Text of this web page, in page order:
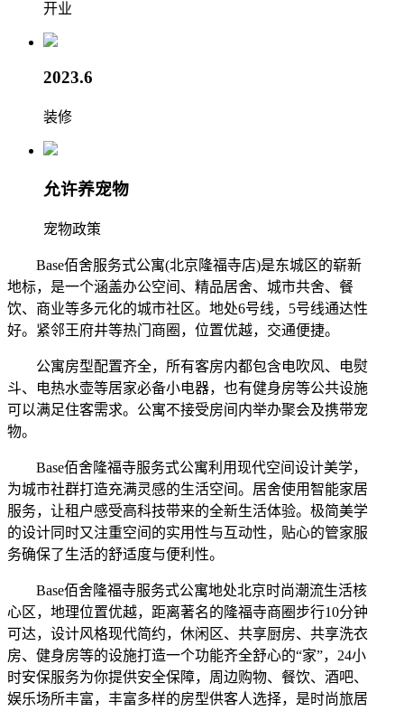
开业
2023.6
装修
允许养宠物
宠物政策
Base佰舍服务式公寓(北京隆福寺店)是东城区的崭新
地标，是一个涵盖办公空间、精品居舍、城市共舍、餐
饮、商业等多元化的城市社区。地处6号线，5号线通达性
好。紧邻王府井等热门商圈，位置优越，交通便捷。
公寓房型配置齐全，所有客房内都包含电吹风、电熨
斗、电热水壶等居家必备小电器，也有健身房等公共设施
可以满足住客需求。公寓不接受房间内举办聚会及携带宠
物。
Base佰舍隆福寺服务式公寓利用现代空间设计美学，
为城市社群打造充满灵感的生活空间。居舍使用智能家居
服务，让租户感受高科技带来的全新生活体验。极简美学
的设计同时又注重空间的实用性与互动性，贴心的管家服
务确保了生活的舒适度与便利性。
Base佰舍隆福寺服务式公寓地处北京时尚潮流生活核
心区，地理位置优越，距离著名的隆福寺商圈步行10分钟
可达，设计风格现代简约，休闲区、共享厨房、共享洗衣
房、健身房等的设施打造一个功能齐全舒心的“家”，24小
时安保服务为你提供安全保障，周边购物、餐饮、酒吧、
娱乐场所丰富，丰富多样的房型供客人选择，是时尚旅居